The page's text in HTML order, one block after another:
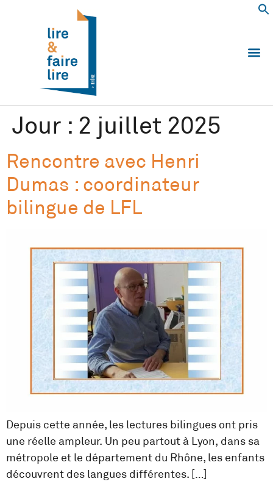
Jour : 2 juillet 2025
Rencontre avec Henri
Dumas : coordinateur
bilingue de LFL
Depuis cette année, les lectures bilingues ont pris
une réelle ampleur. Un peu partout à Lyon, dans sa
métropole et le département du Rhône, les enfants
découvrent des langues différentes. […]